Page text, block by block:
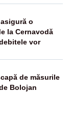
o
la Cernavodă
vor
de măsurile
Bolojan